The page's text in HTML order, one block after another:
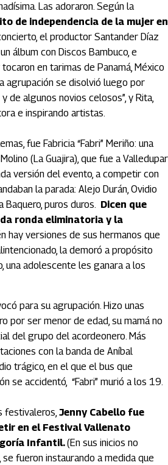
Las adoraron. Según la
de independencia de la mujer en
el productor Santander Díaz
álbum con Discos Bambuco, e
en tarimas de Panamá, México
agrupación se disolvió luego por
de algunos novios celosos”, y Rita,
e inspirando artistas.
fue Fabricia “Fabri” Meriño: una
(La Guajira), que fue a Valledupar
versión del evento, a competir con
la parada: Alejo Durán, Ovidio
Baquero, puros duros. Dicen que
ronda eliminatoria y la
hay versiones de sus hermanos que
la demoró a propósito
una adolescente les ganara a los
para su agrupación. Hizo unas
por ser menor de edad, su mamá no
del grupo del acordeonero. Más
con la banda de Aníbal
trágico, en el que el bus que
se accidentó, “Fabri” murió a los 19.
festivaleros, Jenny Cabello fue
en el Festival Vallenato
Infantil.(En sus inicios no
fueron instaurando a medida que